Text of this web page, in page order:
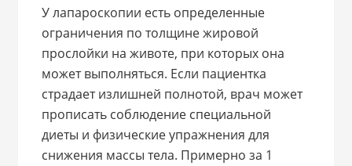
У лапароскопии есть определенные
ограничения по толщине жировой
прослойки на животе, при которых она
может выполняться. Если пациентка
страдает излишней полнотой, врач может
прописать соблюдение специальной
диеты и физические упражнения для
снижения массы тела. Примерно за 1